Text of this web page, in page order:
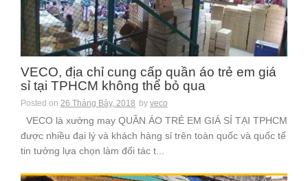
VECO, địa chỉ cung cấp quần áo trẻ em giá
sỉ tại TPHCM không thể bỏ qua
Posted on 26 Tháng Bảy, 2018 by veco
VECO là xưởng may QUẦN ÁO TRẺ EM GIÁ SỈ TẠI TPHCM
được nhiều đại lý và khách hàng sỉ trên toàn quốc và quốc tế
tin tưởng lựa chọn làm đối tác t...